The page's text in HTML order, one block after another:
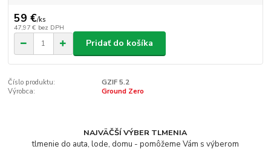
59 €/ks
47,97 € bez DPH
Pridať do košíka
Číslo produktu:
GZIF 5.2
Výrobca:
Ground Zero
NAJVÄČŠÍ VÝBER TLMENIA
tlmenie do auta, lode, domu - pomôžeme Vám s výberom